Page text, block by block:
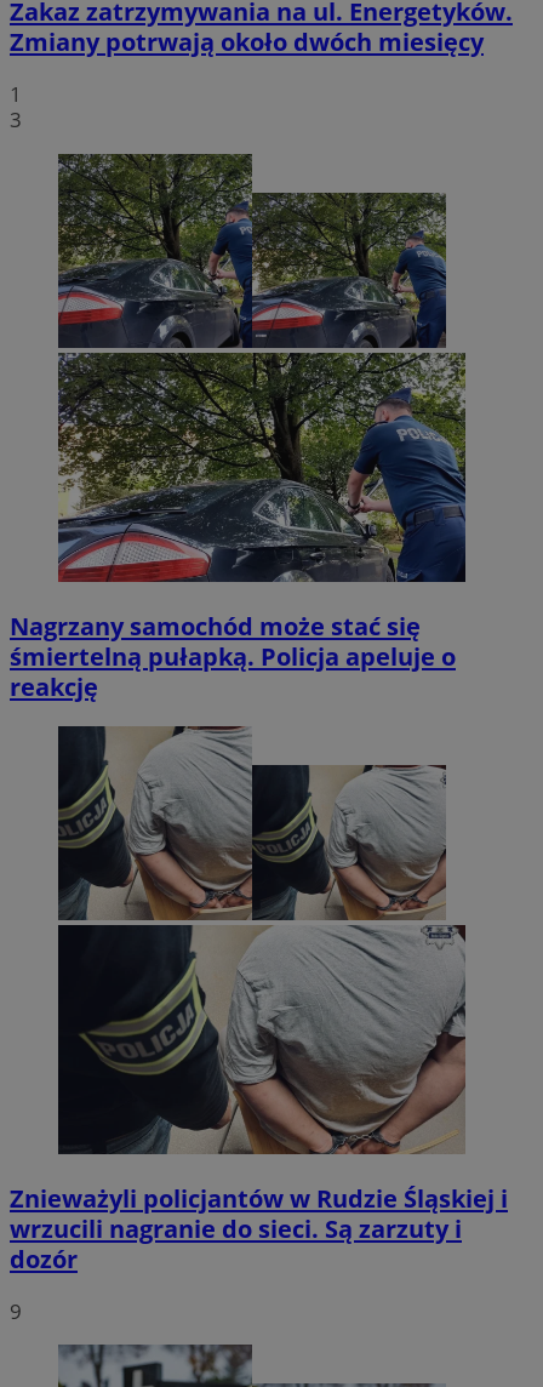
Zakaz zatrzymywania na ul. Energetyków.
Zmiany potrwają około dwóch miesięcy
1
3
Nagrzany samochód może stać się
śmiertelną pułapką. Policja apeluje o
reakcję
Znieważyli policjantów w Rudzie Śląskiej i
wrzucili nagranie do sieci. Są zarzuty i
dozór
9